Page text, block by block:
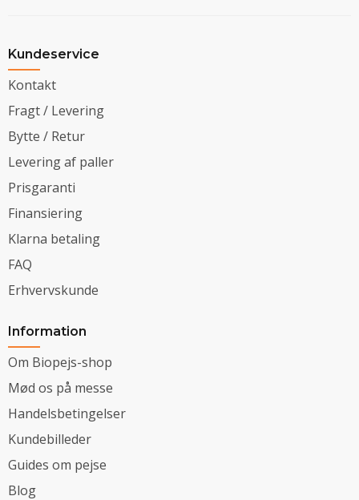
Kundeservice
Kontakt
Fragt / Levering
Bytte / Retur
Levering af paller
Prisgaranti
Finansiering
Klarna betaling
FAQ
Erhvervskunde
Information
Om Biopejs-shop
Mød os på messe
Handelsbetingelser
Kundebilleder
Guides om pejse
Blog